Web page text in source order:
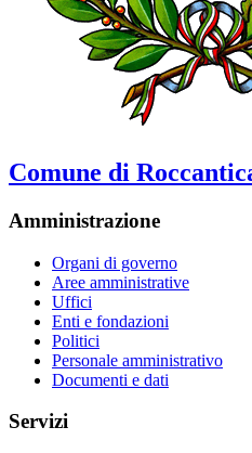
Comune di
Amministrazione
Organi di governo
Aree amministrative
Uffici
Enti e fondazioni
Politici
Personale amministrativo
Documenti e dati
Servizi